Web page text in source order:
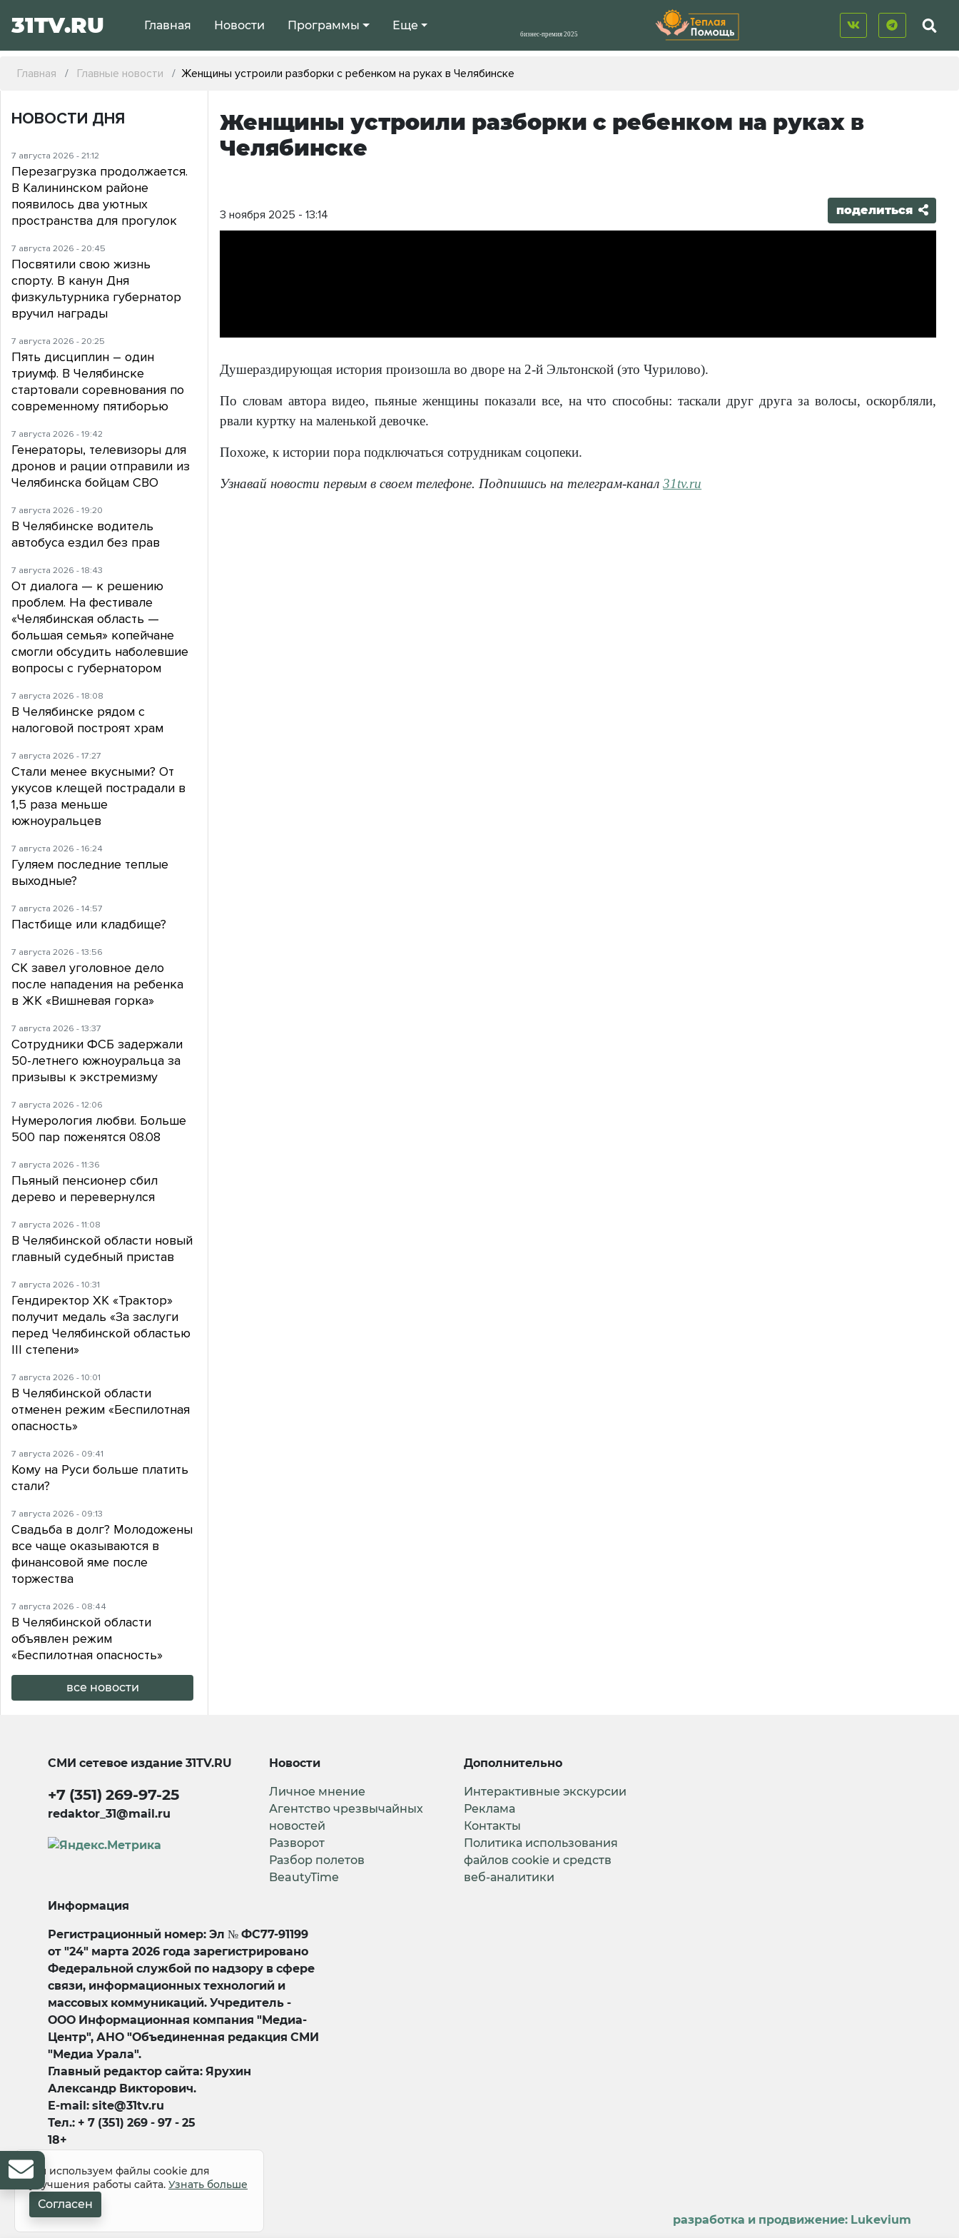
31TV.RU Главная Новости Программы Еще
Главная Главные новости Женщины устроили разборки с ребенком на руках в Челябинске
Женщины устроили разборки с ребенком на руках в
Челябинске
3 ноября 2025 - 13:14 поделиться
Душераздирующая история произошла во дворе на 2-й Эльтонской (это Чурилово).
По словам автора видео, пьяные женщины показали все, на что способны: таскали друг друга за волосы, оскорбляли,
рвали куртку на маленькой девочке.
Похоже, к истории пора подключаться сотрудникам соцопеки.
Узнавай новости первым в своем телефоне. Подпишись на телеграм-канал31tv.ru
НОВОСТИ ДНЯ
7 августа 2026 - 21:12
Перезагрузка продолжается.
В Калининском районе
появилось два уютных
пространства для прогулок
7 августа 2026 - 20:45
Посвятили свою жизнь
спорту. В канун Дня
физкультурника губернатор
вручил награды
7 августа 2026 - 20:25
Пять дисциплин – один
триумф. В Челябинске
стартовали соревнования по
современному пятиборью
7 августа 2026 - 19:42
Генераторы, телевизоры для
дронов и рации отправили из
Челябинска бойцам СВО
7 августа 2026 - 19:20
В Челябинске водитель
автобуса ездил без прав
7 августа 2026 - 18:43
От диалога — к решению
проблем. На фестивале
«Челябинская область —
большая семья» копейчане
смогли обсудить наболевшие
вопросы с губернатором
7 августа 2026 - 18:08
В Челябинске рядом с
налоговой построят храм
7 августа 2026 - 17:27
Стали менее вкусными? От
укусов клещей пострадали в
1,5 раза меньше
южноуральцев
7 августа 2026 - 16:24
Гуляем последние теплые
выходные?
7 августа 2026 - 14:57
Пастбище или кладбище?
7 августа 2026 - 13:56
СК завел уголовное дело
после нападения на ребенка
в ЖК «Вишневая горка»
7 августа 2026 - 13:37
Сотрудники ФСБ задержали
50-летнего южноуральца за
призывы к экстремизму
7 августа 2026 - 12:06
Нумерология любви. Больше
500 пар поженятся 08.08
7 августа 2026 - 11:36
Пьяный пенсионер сбил
дерево и перевернулся
7 августа 2026 - 11:08
В Челябинской области новый
главный судебный пристав
7 августа 2026 - 10:31
Гендиректор ХК «Трактор»
получит медаль «За заслуги
перед Челябинской областью
III степени»
7 августа 2026 - 10:01
В Челябинской области
отменен режим «Беспилотная
опасность»
7 августа 2026 - 09:41
Кому на Руси больше платить
стали?
7 августа 2026 - 09:13
Свадьба в долг? Молодожены
все чаще оказываются в
финансовой яме после
торжества
7 августа 2026 - 08:44
В Челябинской области
объявлен режим
«Беспилотная опасность»
все новости
СМИ сетевое издание31TV.RU
+7 (351) 269-97-25
redaktor_31@mail.ru
Новости
Личное мнение
Агентство чрезвычайных
новостей
Разворот
Разбор полетов
BeautyTime
Дополнительно
Интерактивные экскурсии
Реклама
Контакты
Политика использования
файлов cookie и средств
веб-аналитики
Информация
Регистрационный номер: Эл № ФС77-91199
от "24" марта 2026 года зарегистрировано
Федеральной службой по надзору в сфере
связи, информационных технологий и
массовых коммуникаций. Учредитель -
ООО Информационная компания "Медиа-
Центр", АНО "Объединенная редакция СМИ
"Медиа Урала".
Главный редактор сайта: Ярухин
Александр Викторович.
E-mail: site@31tv.ru
Тел.: + 7 (351) 269 - 97 - 25
18+
© 2008-2026 Все права защищены разработка и продвижение: Lukevium
Мы используем файлы cookie для
улучшения работы сайта. Узнать больше
Согласен